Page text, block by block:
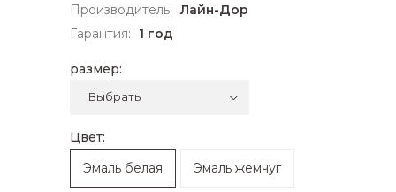
Производитель: Лайн-Дор
Гарантия:
1 год
размер:
Цвет:
Эмаль белая
Эмаль жемчуг